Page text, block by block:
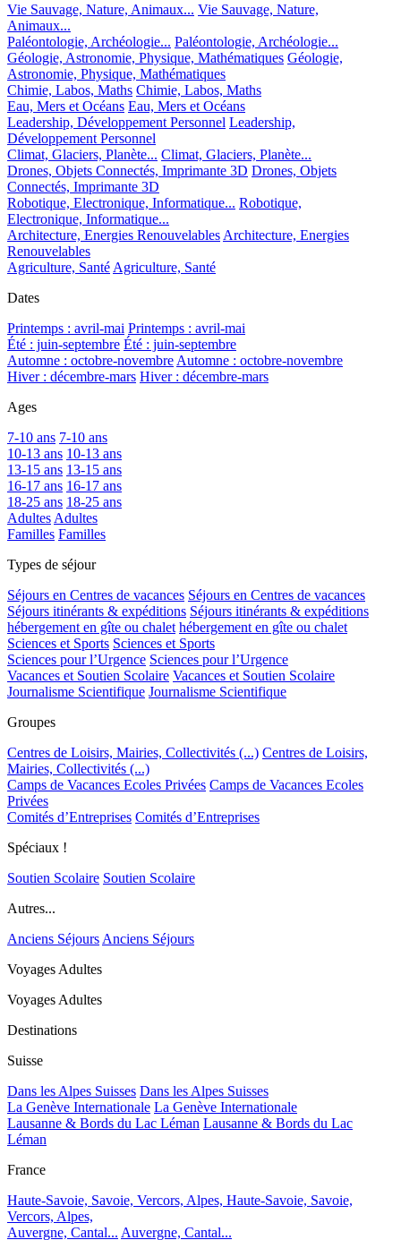
Vie Sauvage, Nature, Animaux... Vie Sauvage, Nature,
Animaux...
Paléontologie, Archéologie... Paléontologie, Archéologie...
Géologie, Astronomie, Physique, Mathématiques Géologie,
Astronomie, Physique, Mathématiques
Chimie, Labos, Maths Chimie, Labos, Maths
Eau, Mers et Océans Eau, Mers et Océans
Leadership, Développement Personnel Leadership,
Développement Personnel
Climat, Glaciers, Planète... Climat, Glaciers, Planète...
Drones, Objets Connectés, Imprimante 3D Drones, Objets
Connectés, Imprimante 3D
Robotique, Electronique, Informatique... Robotique,
Electronique, Informatique...
Architecture, Energies Renouvelables Architecture, Energies
Renouvelables
Agriculture, Santé Agriculture, Santé
Dates
Printemps : avril-mai Printemps : avril-mai
Été : juin-septembre Été : juin-septembre
Automne : octobre-novembre Automne : octobre-novembre
Hiver : décembre-mars Hiver : décembre-mars
Ages
7-10 ans 7-10 ans
10-13 ans 10-13 ans
13-15 ans 13-15 ans
16-17 ans 16-17 ans
18-25 ans 18-25 ans
Adultes Adultes
Familles Familles
Types de séjour
Séjours en Centres de vacances Séjours en Centres de vacances
Séjours itinérants & expéditions Séjours itinérants & expéditions
hébergement en gîte ou chalet hébergement en gîte ou chalet
Sciences et Sports Sciences et Sports
Sciences pour l’Urgence Sciences pour l’Urgence
Vacances et Soutien Scolaire Vacances et Soutien Scolaire
Journalisme Scientifique Journalisme Scientifique
Groupes
Centres de Loisirs, Mairies, Collectivités (...) Centres de Loisirs,
Mairies, Collectivités (...)
Camps de Vacances Ecoles Privées Camps de Vacances Ecoles
Privées
Comités d’Entreprises Comités d’Entreprises
Spéciaux !
Soutien Scolaire Soutien Scolaire
Autres...
Anciens Séjours Anciens Séjours
Voyages Adultes
Voyages Adultes
Destinations
Suisse
Dans les Alpes Suisses Dans les Alpes Suisses
La Genève Internationale La Genève Internationale
Lausanne & Bords du Lac Léman Lausanne & Bords du Lac
Léman
France
Haute-Savoie, Savoie, Vercors, Alpes, Haute-Savoie, Savoie,
Vercors, Alpes,
Auvergne, Cantal... Auvergne, Cantal...